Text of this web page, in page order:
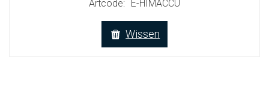
Artcode: E-HIMACCU
Wissen